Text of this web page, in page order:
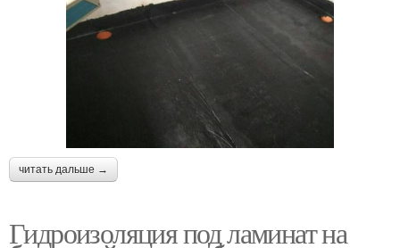
читать дальше →
Гидроизоляция под ламинат на